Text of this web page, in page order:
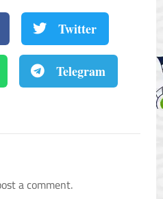
Twitter
Telegram
a comment.